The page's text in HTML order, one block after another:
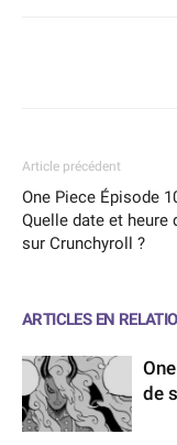
Article précédent
One Piece Épisode
Quelle date et heure
sur Crunchyroll ?
ARTICLES EN
de